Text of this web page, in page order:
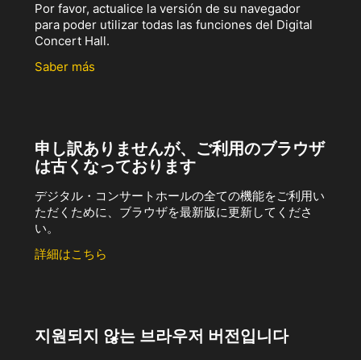
Por favor, actualice la versión de su navegador
para poder utilizar todas las funciones del Digital
Concert Hall.
Saber más
申し訳ありませんが、ご利用のブラウザ
は古くなっております
デジタル・コンサートホールの全ての機能をご利用い
ただくために、ブラウザを最新版に更新してくださ
い。
詳細はこちら
지원되지 않는 브라우저 버전입니다